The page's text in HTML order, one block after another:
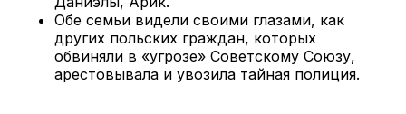
Обе семьи видели своими глазами, как
других польских граждан, которых
обвиняли в «угрозе» Советскому Союзу,
арестовывала и увозила тайная полиция.